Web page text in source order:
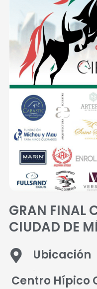
GRAN FINAL
CIUDAD DE
Ubicación
.
Centro Hípico